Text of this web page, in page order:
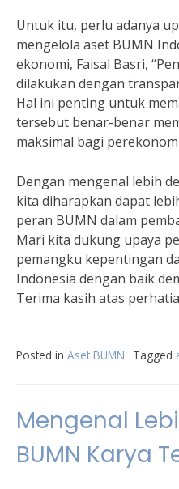
Untuk itu, perlu adanya
mengelola aset BUMN
ekonomi, Faisal Basri,
dilakukan dengan
Hal ini penting untuk
tersebut benar-benar
maksimal bagi
Dengan mengenal lebih
kita diharapkan dapat
peran BUMN dalam
Mari kita dukung upaya
pemangku kepentingan
Indonesia dengan baik
Terima kasih atas
Posted in Aset BUMN Tagged
Mengenal
BUMN Karya